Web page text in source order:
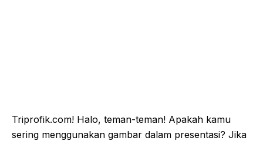
Triprofik.com! Halo, teman-teman! Apakah kamu
sering menggunakan gambar dalam presentasi? Jika